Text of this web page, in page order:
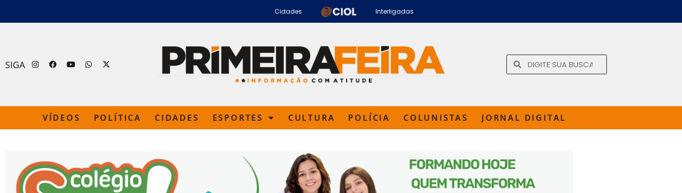
Cidades Interligadas
SIGA
VÍDEOS POLÍTICA CIDADES ESPORTES CULTURA POLÍCIA COLUNISTAS JORNAL DIGITAL